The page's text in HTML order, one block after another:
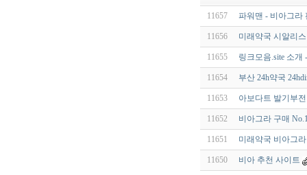
11657 파워맨 - 비아그라
11656 미래약국 시알리
11655 링크모음.site 소
11654 부산 24h약국
11653 아보다트 발기부
11652 비아그라 구매
11651 미래약국 비아그
11650 비아 추천 사이트